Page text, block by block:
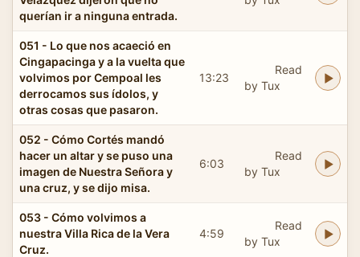
querían ir a ninguna entrada.
051 - Lo que nos acaeció en
Cingapacinga y a la vuelta que
volvimos por Cempoal les
derrocamos sus ídolos, y
otras cosas que pasaron.
13:23
Read
by Tux
052 - Cómo Cortés mandó
hacer un altar y se puso una
imagen de Nuestra Señora y
una cruz, y se dijo misa.
6:03
Read
by Tux
053 - Cómo volvimos a
nuestra Villa Rica de la Vera
Cruz.
4:59
Read
by Tux